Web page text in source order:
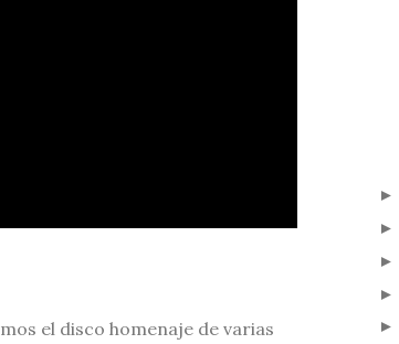
el disco homenaje de varias
►
►
►
►
►